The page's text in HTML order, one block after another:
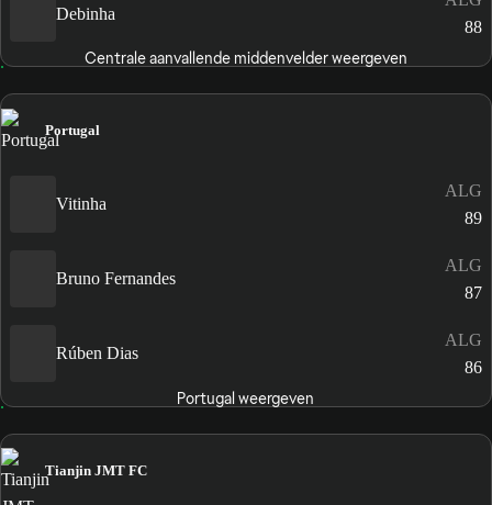
Debinha
88
Centrale aanvallende middenvelder weergeven
Portugal
Vitinha
ALG
89
Bruno Fernandes
ALG
87
Rúben Dias
ALG
86
Portugal weergeven
Tianjin JMT FC